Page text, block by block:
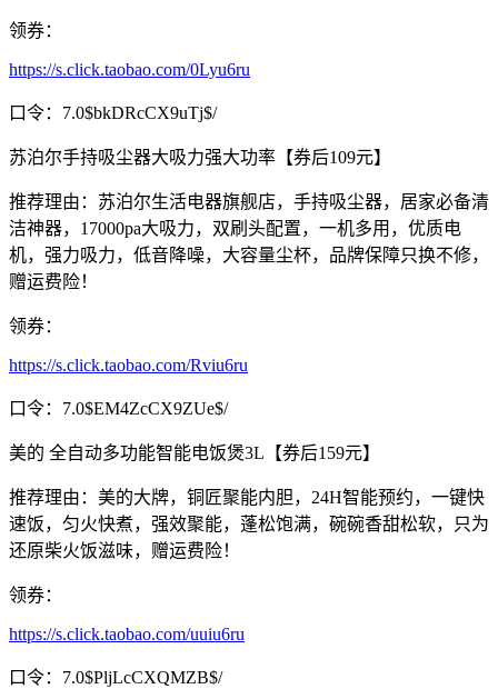
领券：
https://s.click.taobao.com/0Lyu6ru
口令：7.0$bkDRcCX9uTj$/
苏泊尔手持吸尘器大吸力强大功率【券后109元】
推荐理由：苏泊尔生活电器旗舰店，手持吸尘器，居家必备清
洁神器，17000pa大吸力，双刷头配置，一机多用，优质电
机，强力吸力，低音降噪，大容量尘杯，品牌保障只换不修，
赠运费险！
领券：
https://s.click.taobao.com/Rviu6ru
口令：7.0$EM4ZcCX9ZUe$/
美的 全自动多功能智能电饭煲3L【券后159元】
推荐理由：美的大牌，铜匠聚能内胆，24H智能预约，一键快
速饭，匀火快煮，强效聚能，蓬松饱满，碗碗香甜松软，只为
还原柴火饭滋味，赠运费险！
领券：
https://s.click.taobao.com/uuiu6ru
口令：7.0$PljLcCXQMZB$/